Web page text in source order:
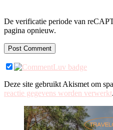
De verificatie periode van
pagina opnieuw.
Deze site gebruikt Akismet om
reactie gegevens worden verwerkt.